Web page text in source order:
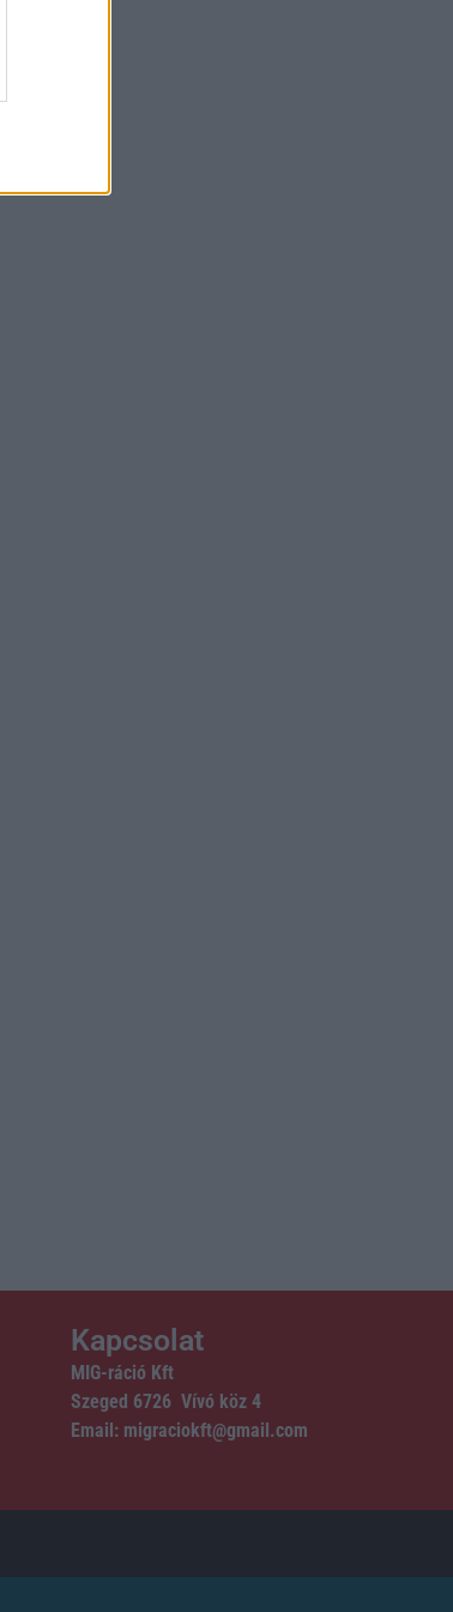
Kapcsolat
MIG-ráció Kft
Szeged 6726 Vívó köz 4
Email: migraciokft@gmail.com